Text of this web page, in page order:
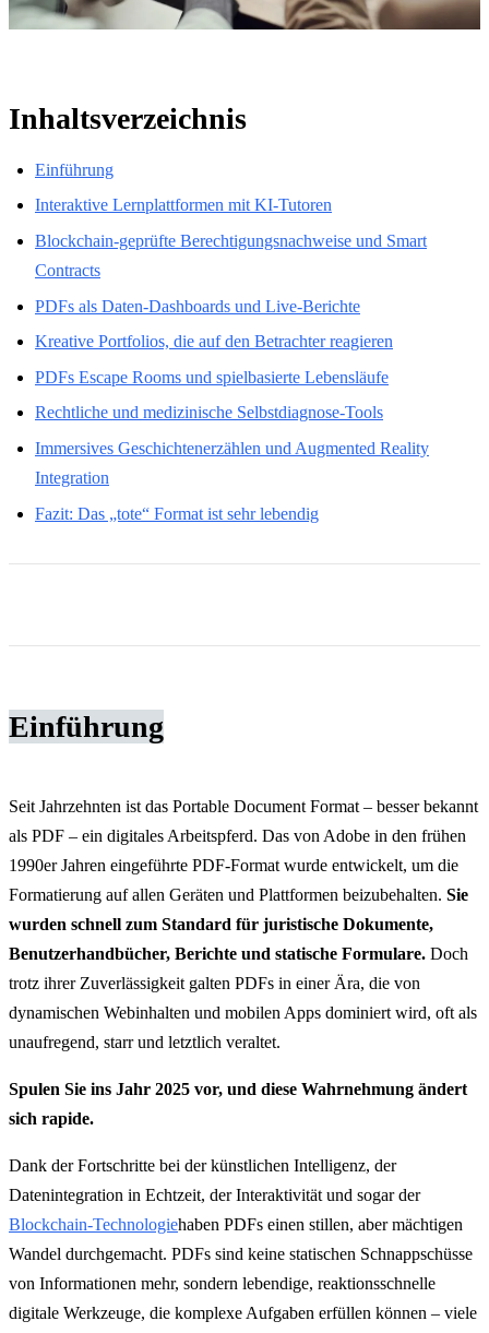
Inhaltsverzeichnis
Einführung
Interaktive Lernplattformen mit KI-Tutoren
Blockchain-geprüfte Berechtigungsnachweise und Smart
Contracts
PDFs als Daten-Dashboards und Live-Berichte
Kreative Portfolios, die auf den Betrachter reagieren
PDFs Escape Rooms und spielbasierte Lebensläufe
Rechtliche und medizinische Selbstdiagnose-Tools
Immersives Geschichtenerzählen und Augmented Reality
Integration
Fazit: Das „tote“ Format ist sehr lebendig
Einführung
Seit Jahrzehnten ist das Portable Document Format – besser bekannt
als PDF – ein digitales Arbeitspferd. Das von Adobe in den frühen
1990er Jahren eingeführte PDF-Format wurde entwickelt, um die
Formatierung auf allen Geräten und Plattformen beizubehalten. Sie
wurden schnell zum Standard für juristische Dokumente,
Benutzerhandbücher, Berichte und statische Formulare. Doch
trotz ihrer Zuverlässigkeit galten PDFs in einer Ära, die von
dynamischen Webinhalten und mobilen Apps dominiert wird, oft als
unaufregend, starr und letztlich veraltet.
Spulen Sie ins Jahr 2025 vor, und diese Wahrnehmung ändert
sich rapide.
Dank der Fortschritte bei der künstlichen Intelligenz, der
Datenintegration in Echtzeit, der Interaktivität und sogar der
Blockchain-Technologiehaben PDFs einen stillen, aber mächtigen
Wandel durchgemacht. PDFs sind keine statischen Schnappschüsse
von Informationen mehr, sondern lebendige, reaktionsschnelle
digitale Werkzeuge, die komplexe Aufgaben erfüllen können – viele